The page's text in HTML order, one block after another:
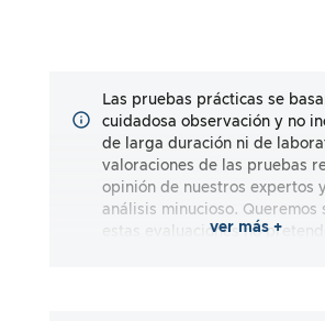
Las pruebas prácticas se
cuidadosa observación y no
de larga duración ni de
valoraciones de las pruebas
opinión de nuestros expertos
análisis minucioso. Queremos
estas evaluaciones no
ver más +